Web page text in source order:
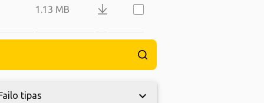
1.13 MB
tipas keyboard_arrow_down